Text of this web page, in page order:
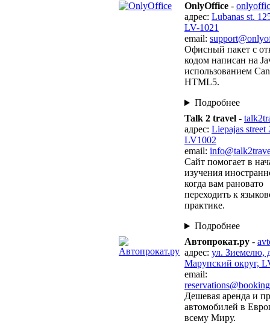
OnlyOffice -
адрес: Lubanas st.
LV-1021
email:
Офисный пакет с
кодом написан на
использованием
HTML5.
Подробнее
Talk 2 travel -
адрес: Liepajas street
LV1002
email:
Сайт помогает в
изучения
когда вам рановато
переходить к
практике.
Подробнее
Автопрокат.ру -
адрес: ул. Зиемелю,
Марупский округ,
email:
Дешевая аренда и
автомобилей в
всему Миру.